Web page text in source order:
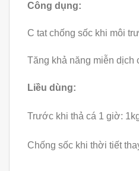
Công dụng:
C tat chống sốc khi môi
Tăng khả năng miễn dịch
Liều dùng:
Tr­ước khi thả cá 1 giờ:
Chống sốc khi thời tiết